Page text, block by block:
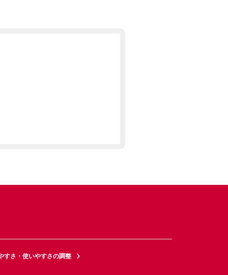
すさ・使いやすさの調整